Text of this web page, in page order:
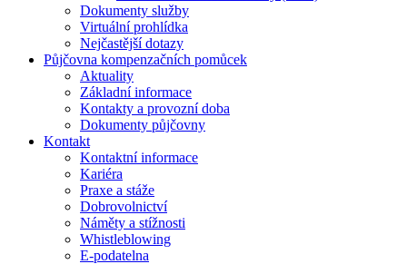
Dokumenty služby
Virtuální prohlídka
Nejčastější dotazy
Půjčovna kompenzačních pomůcek
Aktuality
Základní informace
Kontakty a provozní doba
Dokumenty půjčovny
Kontakt
Kontaktní informace
Kariéra
Praxe a stáže
Dobrovolnictví
Náměty a stížnosti
Whistleblowing
E-podatelna